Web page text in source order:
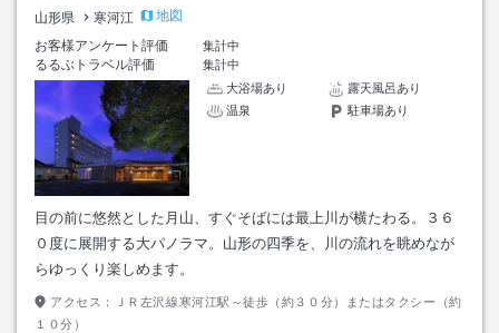
山形県 寒河江
地図
お客様アンケート評価
集計中
るるぶトラベル評価
集計中
大浴場あり
露天風呂あり
温泉
駐車場あり
目の前に悠然とした月山、すぐそばには最上川が横たわる。３６
０度に展開する大パノラマ。山形の四季を、川の流れを眺めなが
らゆっくり楽しめます。
アクセス：
ＪＲ左沢線寒河江駅～徒歩（約３０分）またはタクシー（約
１０分）